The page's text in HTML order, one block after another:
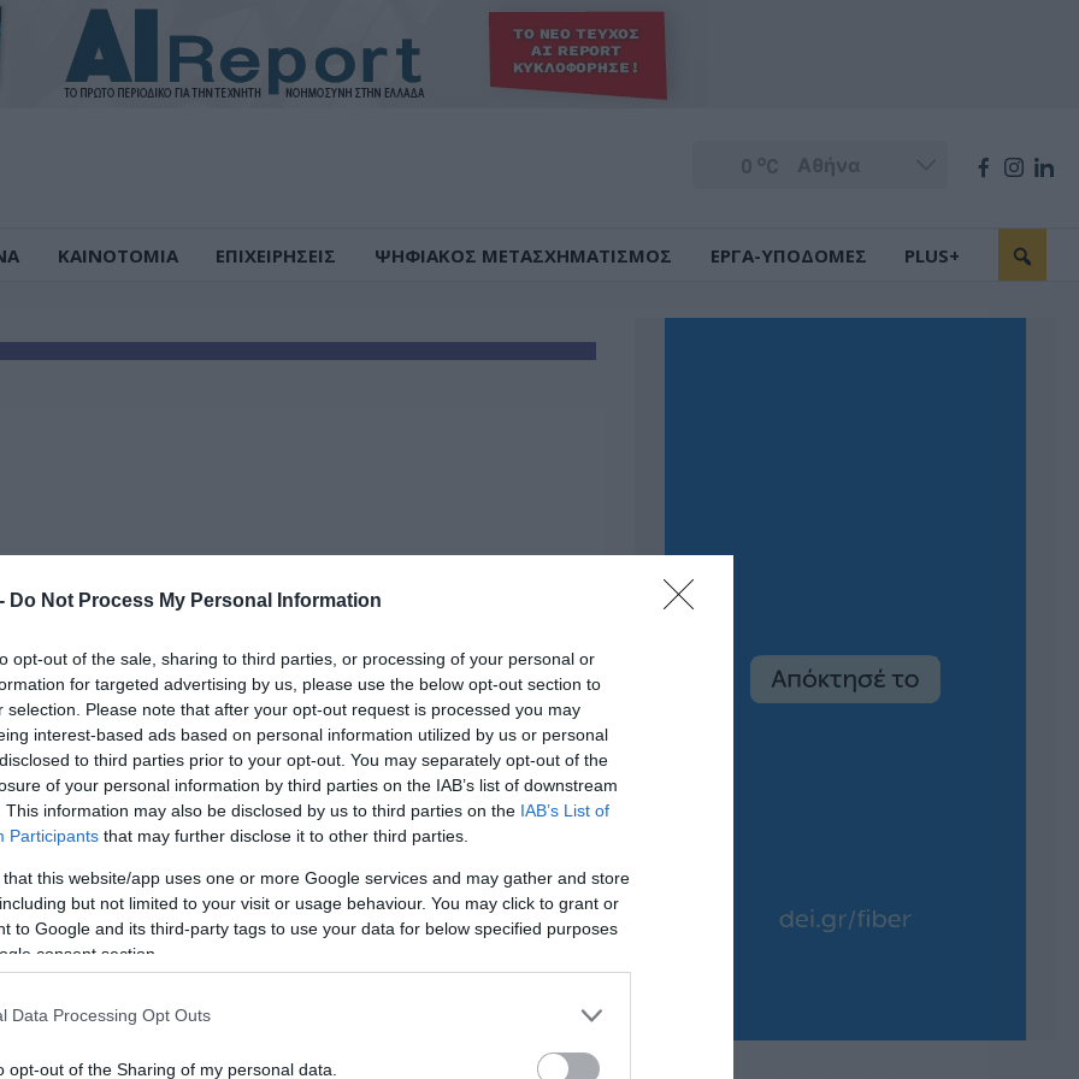
Do Not Process My Personal Information
opt-out of the sale, sharing to third parties, or processing of your personal or
for targeted advertising by us, please use the below opt-out section to
selection. Please note that after your opt-out request is processed you may
interest-based ads based on personal information utilized by us or personal
to third parties prior to your opt-out. You may separately opt-out of the
of your personal information by third parties on the IAB’s list of downstream
This information may also be disclosed by us to third parties on the IAB’s List of
Participants that may further disclose it to other third parties.
that this website/app uses one or more Google services and may gather and store
but not limited to your visit or usage behaviour. You may click to grant or
to Google and its third-party tags to use your data for below specified purposes
consent section.
Data Processing Opt Outs
opt-out of the Sharing of my personal data.
0 oC
ΚΑΙΝΟΤΟΜΙΑ ΕΠΙΧΕΙΡΗΣΕΙΣ ΨΗΦΙΑΚΟΣ ΜΕΤΑΣΧΗΜΑΤΙΣΜΟΣ ΕΡΓΑ-ΥΠΟΔΟΜΕΣ PLUS+